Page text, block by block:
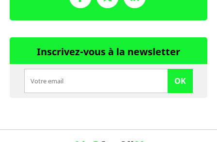
Inscrivez-vous à la newsletter
OK